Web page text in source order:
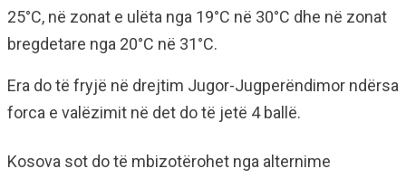
25°C, në zonat e ulëta nga 19°C në 30°C dhe në zonat
bregdetare nga 20°C në 31°C.
Era do të fryjë në drejtim Jugor-Jugperëndimor ndërsa
forca e valëzimit në det do të jetë 4 ballë.
Kosova sot do të mbizotërohet nga alternime